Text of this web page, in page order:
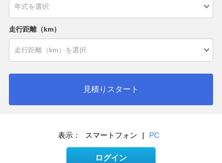
走行距離（km）
見積りスタート
表示： スマートフォン | PC
ログイン